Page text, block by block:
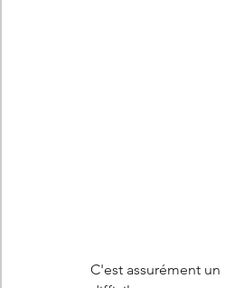
C'est assurément